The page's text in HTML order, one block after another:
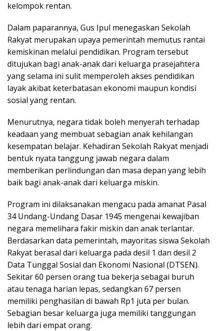
kelompok rentan.
Dalam paparannya, Gus Ipul menegaskan Sekolah
Rakyat merupakan upaya pemerintah memutus rantai
kemiskinan melalui pendidikan. Program tersebut
ditujukan bagi anak-anak dari keluarga prasejahtera
yang selama ini sulit memperoleh akses pendidikan
layak akibat keterbatasan ekonomi maupun kondisi
sosial yang rentan.
Menurutnya, negara tidak boleh menyerah terhadap
keadaan yang membuat sebagian anak kehilangan
kesempatan belajar. Kehadiran Sekolah Rakyat menjadi
bentuk nyata tanggung jawab negara dalam
memberikan perlindungan dan masa depan yang lebih
baik bagi anak-anak dari keluarga miskin.
Program ini dilaksanakan mengacu pada amanat Pasal
34 Undang-Undang Dasar 1945 mengenai kewajiban
negara memelihara fakir miskin dan anak terlantar.
Berdasarkan data pemerintah, mayoritas siswa Sekolah
Rakyat berasal dari keluarga pada desil 1 dan desil 2
Data Tunggal Sosial dan Ekonomi Nasional (DTSEN).
Sekitar 60 persen orang tua bekerja sebagai buruh
atau tenaga harian lepas, sedangkan 67 persen
memiliki penghasilan di bawah Rp1 juta per bulan.
Sebagian besar keluarga juga memiliki tanggungan
lebih dari empat orang.